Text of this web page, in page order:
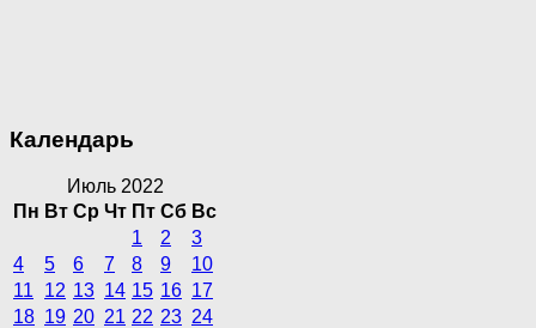
Календарь
Июль 2022
Пн Вт Ср Чт Пт Сб Вс
1
2
3
4
5 6 7 8 9
10
11
12 13 14 15 16 17
18 19 20 21 22 23 24